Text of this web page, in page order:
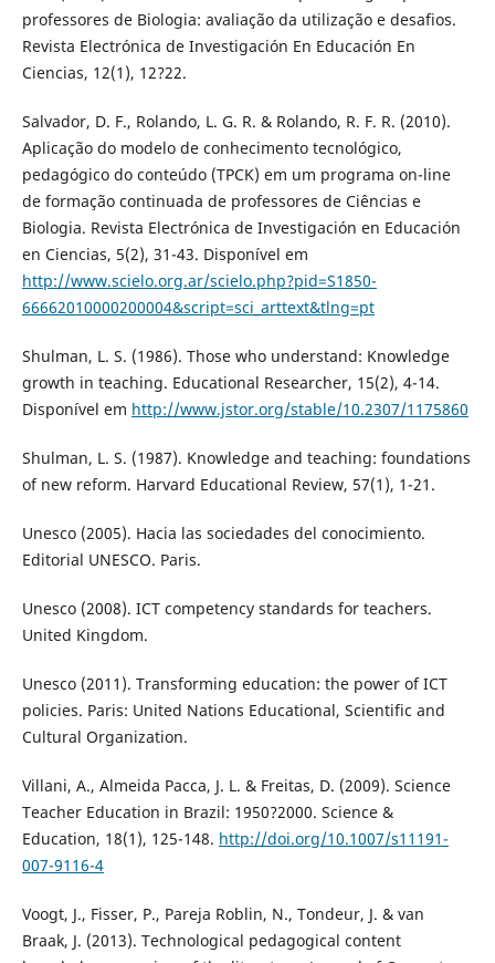
professores de Biologia: avaliação da utilização e desafios.
Revista Electrónica de Investigación En Educación En
Ciencias, 12(1), 12?22.
Salvador, D. F., Rolando, L. G. R. & Rolando, R. F. R. (2010).
Aplicação do modelo de conhecimento tecnológico,
pedagógico do conteúdo (TPCK) em um programa on-line
de formação continuada de professores de Ciências e
Biologia. Revista Electrónica de Investigación en Educación
en Ciencias, 5(2), 31-43. Disponí­vel em
http://www.scielo.org.ar/scielo.php?pid=S1850-
66662010000200004&script=sci_arttext&tlng=pt
Shulman, L. S. (1986). Those who understand: Knowledge
growth in teaching. Educational Researcher, 15(2), 4-14.
Disponí­vel em http://www.jstor.org/stable/10.2307/1175860
Shulman, L. S. (1987). Knowledge and teaching: foundations
of new reform. Harvard Educational Review, 57(1), 1-21.
Unesco (2005). Hacia las sociedades del conocimiento.
Editorial UNESCO. Paris.
Unesco (2008). ICT competency standards for teachers.
United Kingdom.
Unesco (2011). Transforming education: the power of ICT
policies. Paris: United Nations Educational, Scientific and
Cultural Organization.
Villani, A., Almeida Pacca, J. L. & Freitas, D. (2009). Science
Teacher Education in Brazil: 1950?2000. Science &
Education, 18(1), 125-148. http://doi.org/10.1007/s11191-
007-9116-4
Voogt, J., Fisser, P., Pareja Roblin, N., Tondeur, J. & van
Braak, J. (2013). Technological pedagogical content